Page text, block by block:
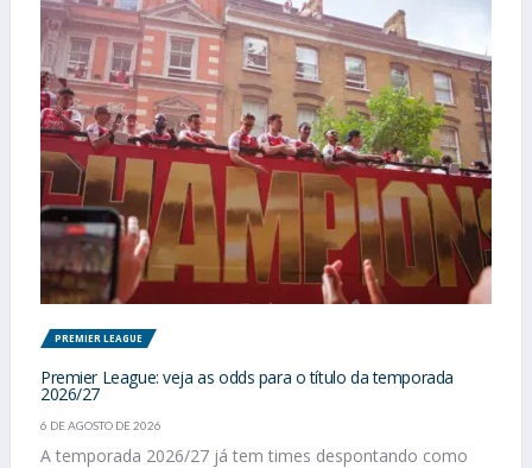
PREMIER LEAGUE
Premier League: veja as odds para o título da temporada
2026/27
6 DE AGOSTO DE 2026
A temporada 2026/27 já tem times despontando como